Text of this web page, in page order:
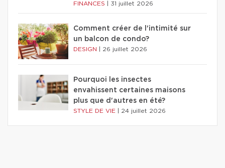
FINANCES 31 juillet 2026
Comment créer de l'intimité sur
un balcon de condo?
DESIGN 26 juillet 2026
Pourquoi les insectes
envahissent certaines maisons
plus que d'autres en été?
STYLE DE VIE 24 juillet 2026